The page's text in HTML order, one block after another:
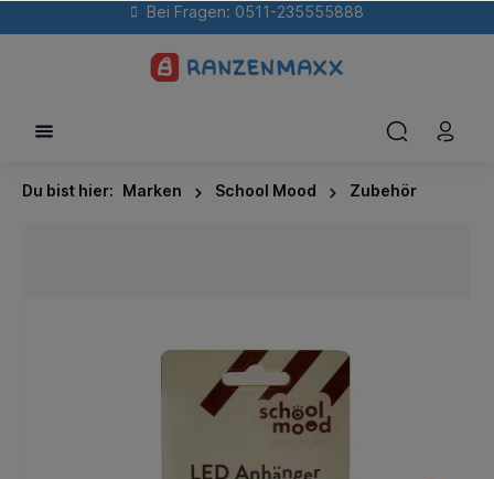
Bei Fragen: 0511-235555888
Du bist hier: Marken School Mood Zubehör